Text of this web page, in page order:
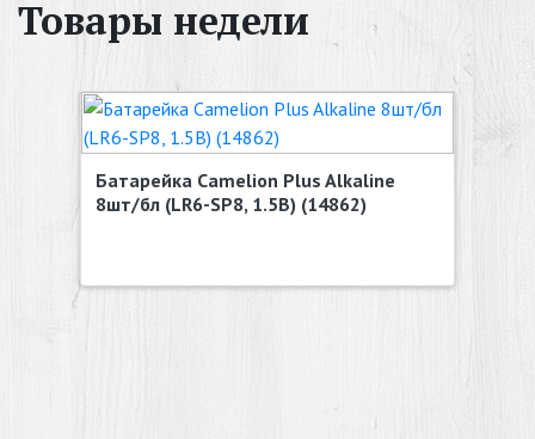
Товары недели
Батарейка Camelion Plus Alkaline
8шт/бл (LR6-SP8, 1.5В) (14862)